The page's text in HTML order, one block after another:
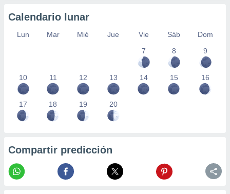
Calendario lunar
Lun Mar Mié Jue Vie Sáb
Dom
7
8 9
10 11 12 13 14 15 16
17 18 19 20
Compartir predicción